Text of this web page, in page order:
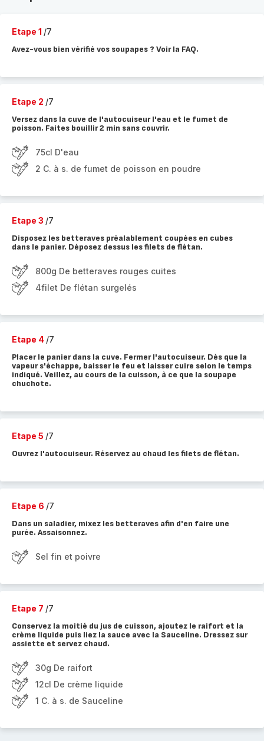
Etape 1 /7
Avez-vous bien vérifié vos soupapes ? Voir la FAQ.
Etape 2 /7
Versez dans la cuve de l'autocuiseur l'eau et le fumet de
poisson. Faites bouillir 2 min sans couvrir.
75cl D'eau
2 C. à s. de fumet de poisson en poudre
Etape 3 /7
Disposez les betteraves préalablement coupées en cubes
dans le panier. Déposez dessus les filets de flétan.
800g De betteraves rouges cuites
4filet De flétan surgelés
Etape 4 /7
Placer le panier dans la cuve. Fermer l'autocuiseur. Dès que la
vapeur s'échappe, baisser le feu et laisser cuire selon le temps
indiqué. Veillez, au cours de la cuisson, à ce que la soupape
chuchote.
Etape 5 /7
Ouvrez l'autocuiseur. Réservez au chaud les filets de flétan.
Etape 6 /7
Dans un saladier, mixez les betteraves afin d'en faire une
purée. Assaisonnez.
Sel fin et poivre
Etape 7 /7
Conservez la moitié du jus de cuisson, ajoutez le raifort et la
crème liquide puis liez la sauce avec la Sauceline. Dressez sur
assiette et servez chaud.
30g De raifort
12cl De crème liquide
1 C. à s. de Sauceline